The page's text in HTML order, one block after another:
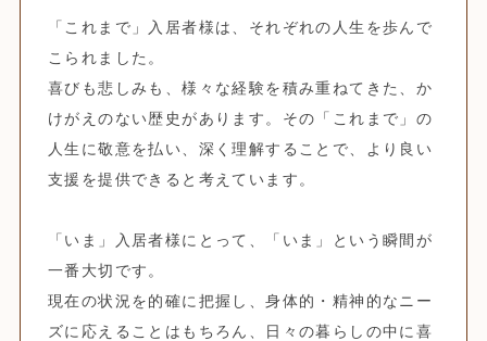
「これまで」入居者様は、それぞれの人生を歩んで
こられました。
喜びも悲しみも、様々な経験を積み重ねてきた、か
けがえのない歴史があります。その「これまで」の
人生に敬意を払い、深く理解することで、より良い
支援を提供できると考えています。
「いま」入居者様にとって、「いま」という瞬間が
一番大切です。
現在の状況を的確に把握し、身体的・精神的なニー
ズに応えることはもちろん、日々の暮らしの中に喜